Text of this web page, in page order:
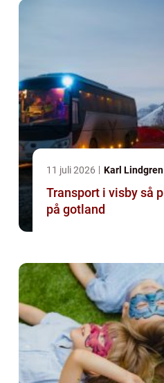
11 juli 2026 Karl Lindgren
Transport i visby så planerar du resor
på gotland